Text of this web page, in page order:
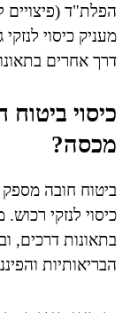
הפלת"ד (פיצויים
מעניק כיסוי
דרך אחרים
כיסוי
מכסה?
ביטוח חובה מספק
כיסוי לנזקי
בתאונות דרכים,
הבריאותיות